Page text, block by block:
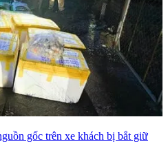
gốc trên xe khách bị bắt giữ